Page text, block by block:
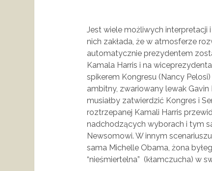
Jest wiele możliwych interpretacji
nich zakłada, że w atmosferze
automatycznie prezydentem
Kamala Harris i na
spikerem Kongresu (Nancy
ambitny, zwariowany lewak
musiałby zatwierdzić Kongres i
roztrzepanej Kamali Harris
nadchodzących wyborach i tym
Newsomowi. W innym
sama Michelle Obama, żona
“nieśmiertelna” (kłamczucha) w